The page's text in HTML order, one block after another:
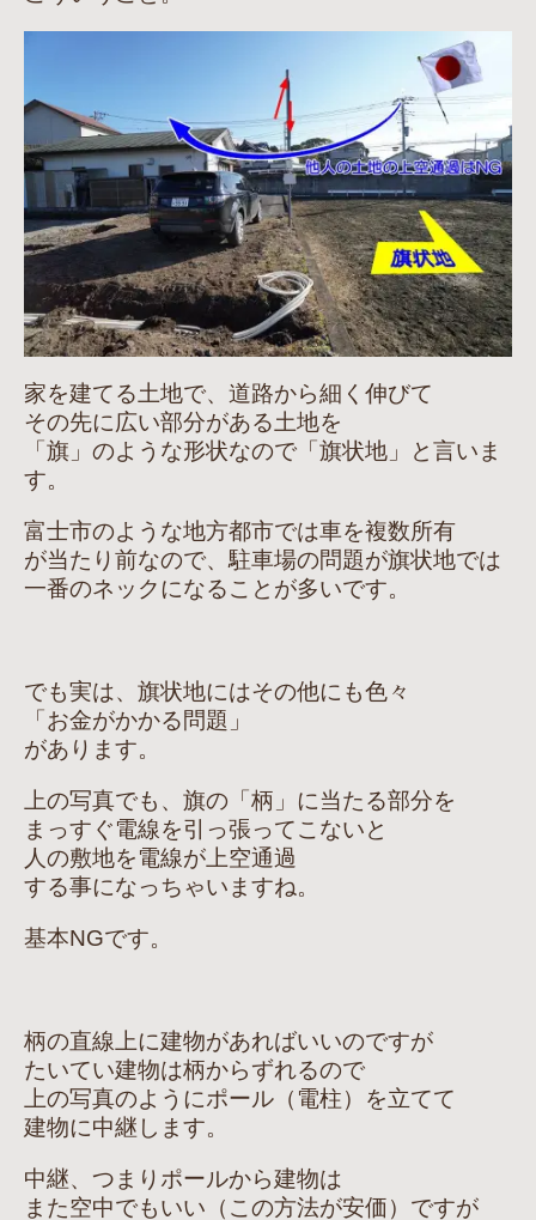
家を建てる土地で、道路から細く伸びて
その先に広い部分がある土地を
「旗」のような形状なので「旗状地」と言いま
す。
富士市のような地方都市では車を複数所有
が当たり前なので、駐車場の問題が旗状地では
一番のネックになることが多いです。
でも実は、旗状地にはその他にも色々
「お金がかかる問題」
があります。
上の写真でも、旗の「柄」に当たる部分を
まっすぐ電線を引っ張ってこないと
人の敷地を電線が上空通過
する事になっちゃいますね。
基本NGです。
柄の直線上に建物があればいいのですが
たいてい建物は柄からずれるので
上の写真のようにポール（電柱）を立てて
建物に中継します。
中継、つまりポールから建物は
また空中でもいい（この方法が安価）ですが